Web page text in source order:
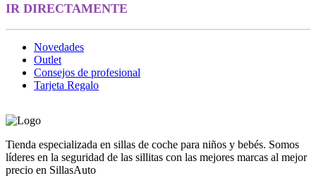
IR DIRECTAMENTE
Novedades
Outlet
Consejos de profesional
Tarjeta Regalo
Tienda especializada en sillas de coche para niños y bebés. Somos
líderes en la seguridad de las sillitas con las mejores marcas al mejor
precio en SillasAuto